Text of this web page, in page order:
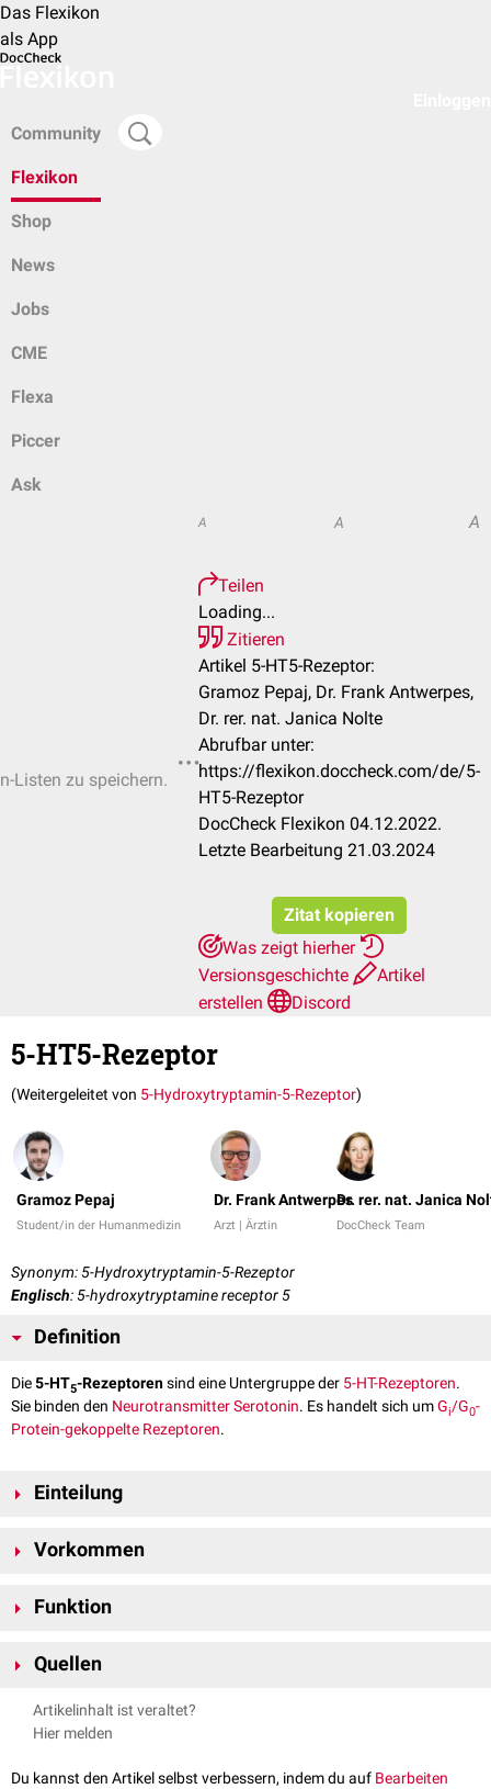
Das Flexikon
als App
Community
Flexikon
Shop
News
Jobs
CME
Flexa
Piccer
Ask
Listen zu speichern.
A A A
Teilen
Loading...
Zitieren
Artikel 5-HT5-Rezeptor:
Gramoz Pepaj, Dr. Frank Antwerpes,
Dr. rer. nat. Janica Nolte
Abrufbar unter:
https://flexikon.doccheck.com/de/5-
HT5-Rezeptor
DocCheck Flexikon 04.12.2022.
Letzte Bearbeitung 21.03.2024
Zitat kopieren
Was zeigt hierher
Versionsgeschichte
Artikel
erstellen
Discord
5-HT5-Rezeptor
(Weitergeleitet von 5-Hydroxytryptamin-5-Rezeptor)
Gramoz Pepaj
Student/in der Humanmedizin
Dr. Frank Antwerpes
Arzt | Ärztin
Dr. rer. nat. Janica
DocCheck Team
Synonym: 5-Hydroxytryptamin-5-Rezeptor
Englisch: 5-hydroxytryptamine receptor 5
Definition
Die5-HT5-Rezeptorensind eine Untergruppe der 5-HT-Rezeptoren.
Sie binden den NeurotransmitterSerotonin. Es handelt sich umGi/G0-
Protein-gekoppelte Rezeptoren.
Einteilung
5-HT
-Rezeptoren
Beim Menschen kommt nur der 5-HT
Vorkommen
exprimiert. Außerhalb des ZNS wurden 5-HT
Funktion
HT5A -Rezeptoren wenig bekannt. Sie sind möglicherweise an der
Quellen
Nelson 5-HT5 receptors
Artikelinhalt ist veraltet?
Hier melden
Du kannst den Artikel selbst verbessern, indem du auf Bearbeiten